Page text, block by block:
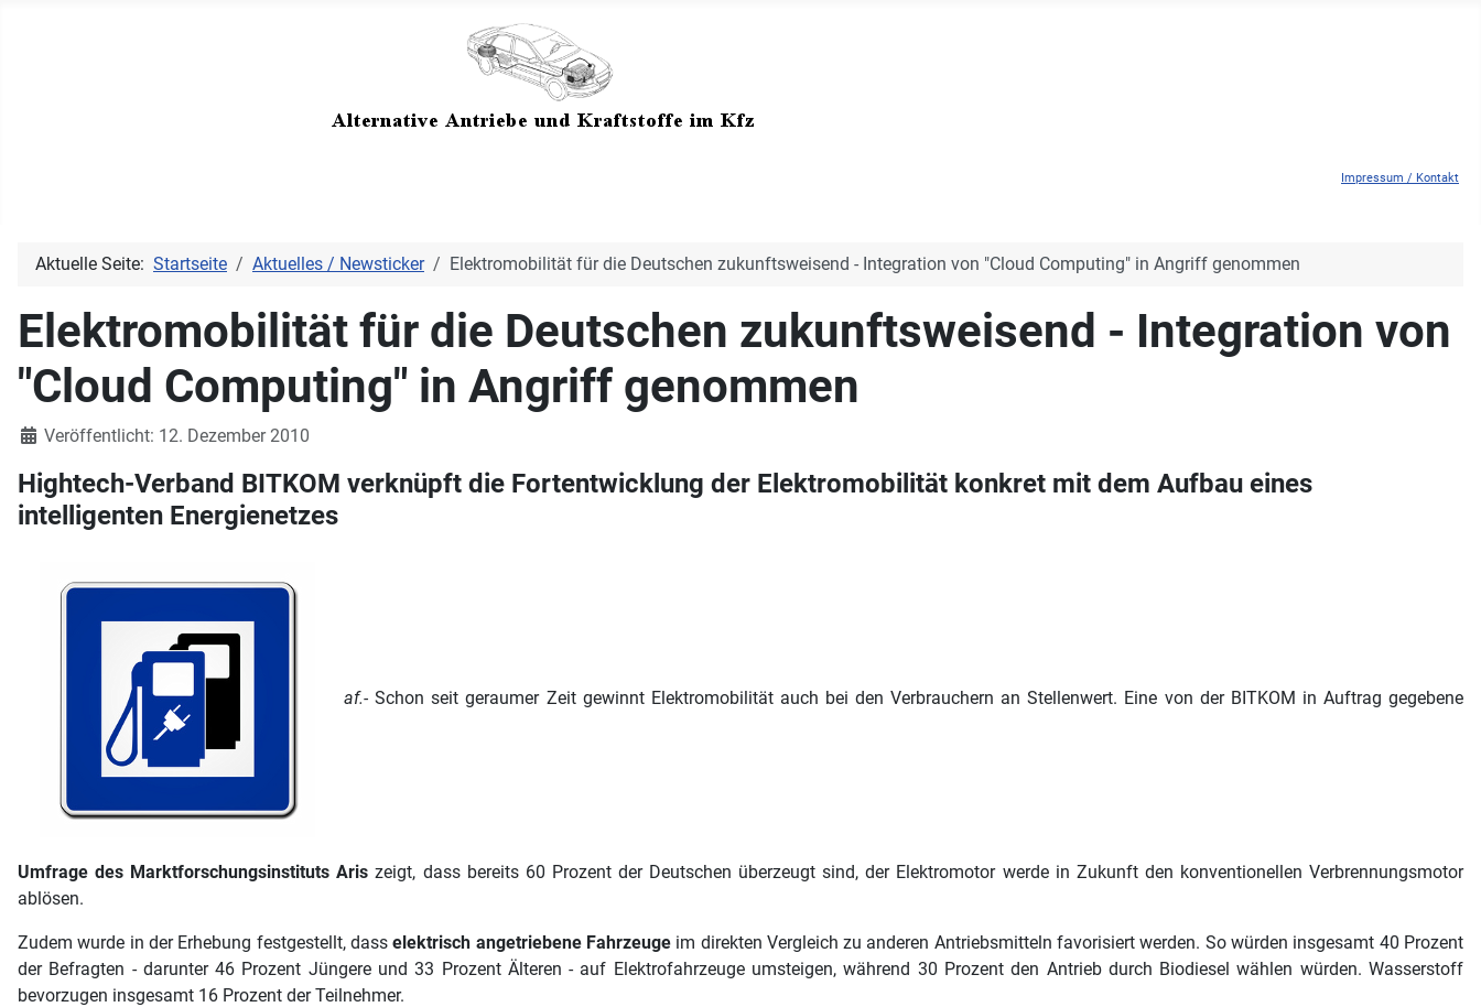
Impressum / Kontakt
Aktuelle Seite: Startseite Aktuelles / Newsticker Elektromobilität für die Deutschen zukunftsweisend - Integration von "Cloud Computing" in Angriff genommen
Elektromobilität für die Deutschen zukunftsweisend - Integration von
"Cloud Computing" in Angriff genommen
DetailsVeröffentlicht: 12. Dezember 2010
Hightech-Verband BITKOM verknüpft die Fortentwicklung der Elektromobilität konkret mit dem Aufbau eines
intelligenten Energienetzes
af.- Schon seit geraumer Zeit gewinnt Elektromobilität auch bei den Verbrauchern an Stellenwert. Eine von der BITKOM in Auftrag gegebene
Umfrage des Marktforschungsinstituts Aris zeigt, dass bereits 60 Prozent der Deutschen überzeugt sind, der Elektromotor werde in Zukunft den konventionellen Verbrennungsmotor
ablösen.
Zudem wurde in der Erhebung festgestellt, dasselektrisch angetriebene Fahrzeugeim direkten Vergleich zu anderen Antriebsmitteln favorisiert werden. So würden insgesamt 40 Prozent
der Befragten - darunter 46 Prozent Jüngere und 33 Prozent Älteren - auf Elektrofahrzeuge umsteigen, während 30 Prozent den Antrieb durch Biodiesel wählen würden. Wasserstoff
bevorzugen insgesamt 16 Prozent der Teilnehmer.